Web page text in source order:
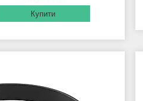
Купити